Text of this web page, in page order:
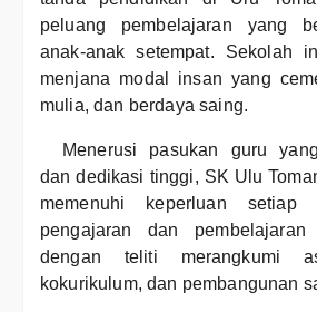
peluang pembelajaran yang
anak-anak setempat. Sekolah
menjana modal insan yang
mulia, dan berdaya saing.
Menerusi pasukan guru
dan dedikasi tinggi, SK Ulu
memenuhi keperluan setiap
pengajaran dan
dengan teliti merangkumi
kokurikulum, dan pembangunan